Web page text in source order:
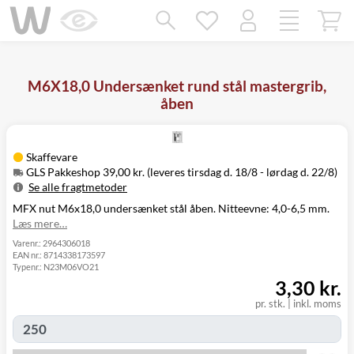
M6X18,0 Undersænket rund stål mastergrib,
åben
Skaffevare
GLS Pakkeshop 39,00 kr. (leveres tirsdag d. 18/8 - lørdag d. 22/8)
Se alle fragtmetoder
Metode
Pris
Leveres
GLS
GLS Erhverv 49,00 kr.
-
Click&Collect i
MFX nut M6x18,0 undersænket stål åben. Nitteevne: 4,0-6,5 mm.
Læs mere…
Varenr.: 2964306018
EAN nr.: 8714338173597
Typenr.: N23M06VO21
pr. stk. inkl. moms
3,30 kr.
Mangler chatten?
Ret samtykke!